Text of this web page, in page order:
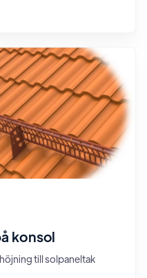
konsol
till solpaneltak